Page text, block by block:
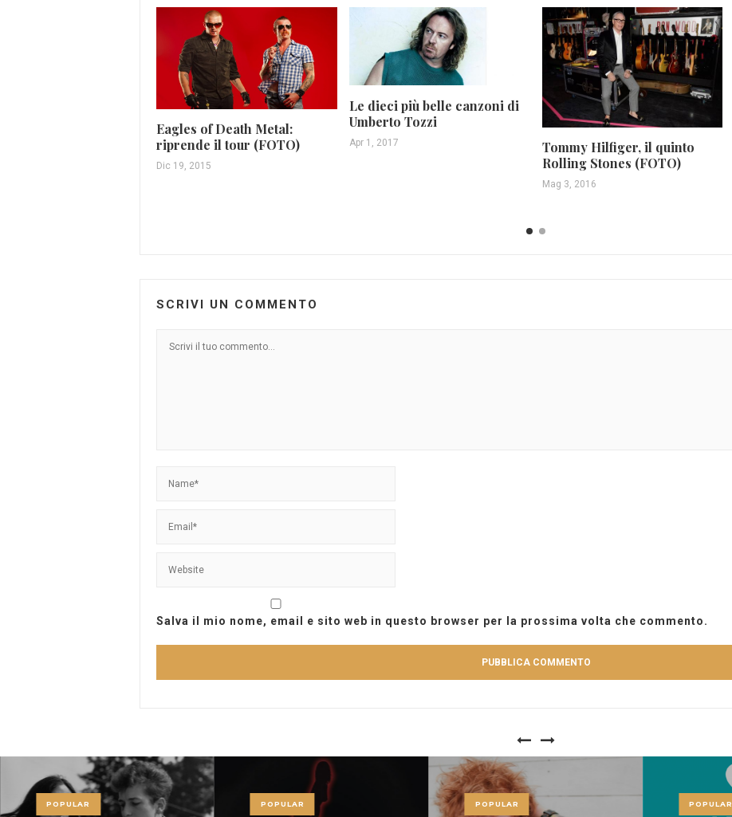
Eagles of Death Metal:
riprende il tour (FOTO)
Dic 19, 2015
Le dieci più belle canzoni di
Umberto Tozzi
Apr 1, 2017
Tommy Hilfiger, il quinto
Rolling Stones (FOTO)
Mag 3, 2016
SCRIVI UN COMMENTO
Salva il mio nome, email e sito web in questo browser per la prossima volta che commento.
POPULAR POPULAR POPULAR POPULAR